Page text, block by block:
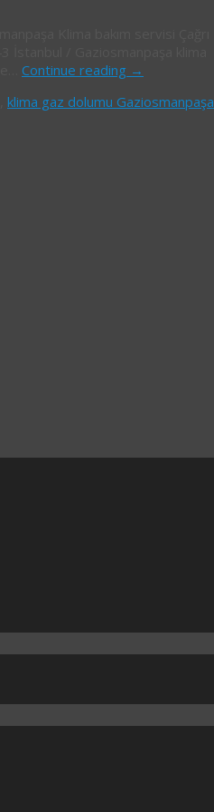
Continue reading →
klima gaz dolumu Gaziosmanpaşa